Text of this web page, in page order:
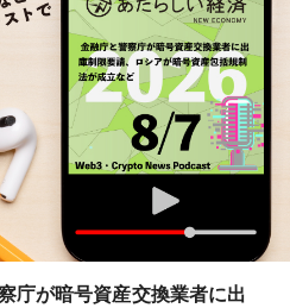
庁が暗号資産交換業者に出